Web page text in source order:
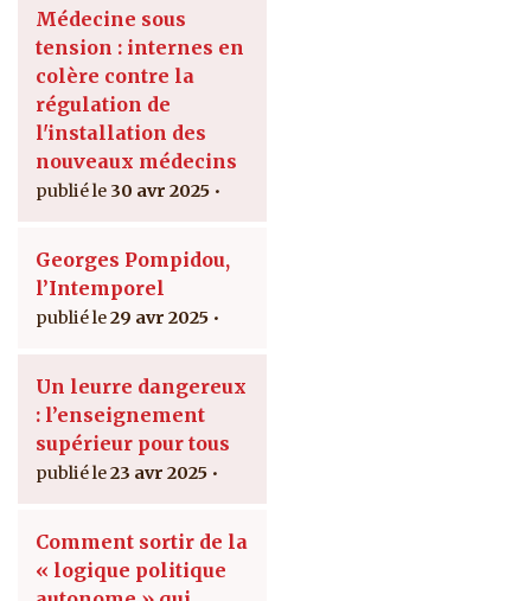
Médecine sous
tension : internes en
colère contre la
régulation de
l'installation des
nouveaux médecins
30 avr 2025
Georges Pompidou,
l’Intemporel
29 avr 2025
Un leurre dangereux
: l’enseignement
supérieur pour tous
23 avr 2025
Comment sortir de la
« logique politique